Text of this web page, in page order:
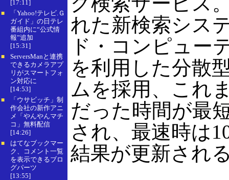
[17:11]
■
「Yahoo!テレビ.Ｇ
ガイド」の日テレ
番組内に“公式情
報”追加
[15:31]
■
ServersManと連携
できるカメラアプ
リがスマートフォ
ン対応に
[14:53]
■
「ウサビッチ」制
作会社の新作アニ
メ「やんやんマチ
コ」無料配信
[14:26]
■
はてなブックマー
ク、コメント一覧
を表示できるブロ
グパーツ
[13:55]
れた新検索シス
ド・コンピュー
を利用した分散
ムを採用、これ
だった時間が最
され、最速時は
結果が更新され